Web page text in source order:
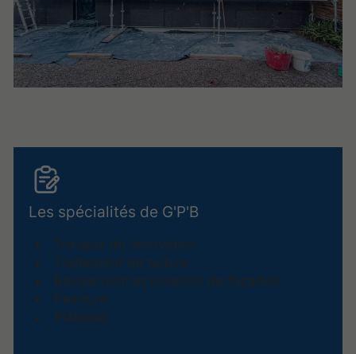
Les spécialités de G'P'B
Travaux de rénovation
Traitement de toiture
Ravalement et isolation de façades
Peinture
Plâtrerie